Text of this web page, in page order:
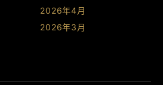
2026年4月
2026年3月